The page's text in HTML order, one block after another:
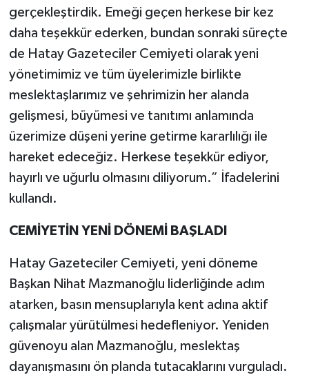
gerçekleştirdik. Emeği geçen herkese bir kez
daha teşekkür ederken, bundan sonraki süreçte
de Hatay Gazeteciler Cemiyeti olarak yeni
yönetimimiz ve tüm üyelerimizle birlikte
meslektaşlarımız ve şehrimizin her alanda
gelişmesi, büyümesi ve tanıtımı anlamında
üzerimize düşeni yerine getirme kararlılığı ile
hareket edeceğiz. Herkese teşekkür ediyor,
hayırlı ve uğurlu olmasını diliyorum.” İfadelerini
kullandı.
CEMİYETİN YENİ DÖNEMİ BAŞLADI
Hatay Gazeteciler Cemiyeti, yeni döneme
Başkan Nihat Mazmanoğlu liderliğinde adım
atarken, basın mensuplarıyla kent adına aktif
çalışmalar yürütülmesi hedefleniyor. Yeniden
güvenoyu alan Mazmanoğlu, meslektaş
dayanışmasını ön planda tutacaklarını vurguladı.